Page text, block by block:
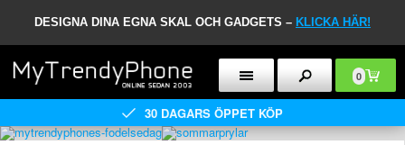
DESIGNA DINA EGNA SKAL OCH GADGETS – KLICKA HÄR!
0
30 DAGARS ÖPPET KÖP